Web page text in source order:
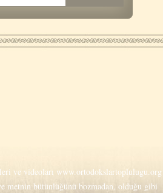
ve videoları www.ortodokslartoplulugu.org
metnin bütünlüğünü bozmadan, olduğu gibi